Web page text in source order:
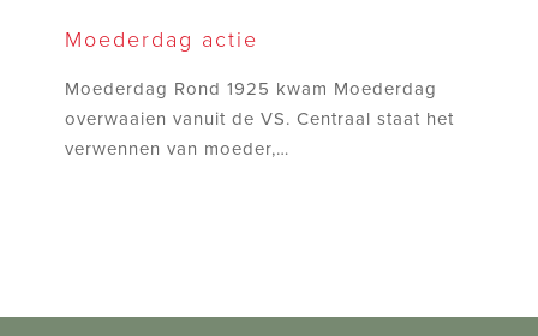
actieMoederdag actie
Moederdag Rond 1925 kwam Moederdag
overwaaien vanuit de VS. Centraal staat het
verwennen van moeder,…